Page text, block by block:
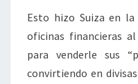
Esto hizo Suiza en
oficinas financieras
para venderle sus
convirtiendo en